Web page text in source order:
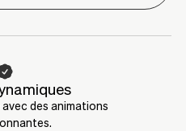
des animations